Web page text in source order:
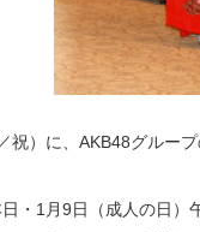
祝）に、AKB48グルー
・1月9日（成人の日